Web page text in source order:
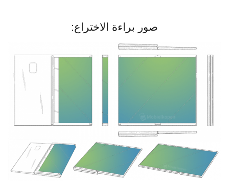
صور براءة الاختراع: